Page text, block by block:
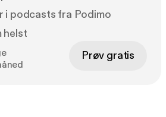
i podcasts fra Podimo
helst
Prøv gratis